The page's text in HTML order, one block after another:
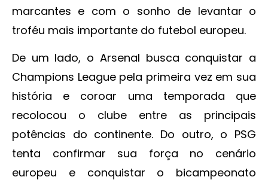
marcantes e com o sonho de levantar o
troféu mais importante do futebol europeu.
De um lado, o Arsenal busca conquistar a
Champions League pela primeira vez em sua
história e coroar uma temporada que
recolocou o clube entre as principais
potências do continente. Do outro, o PSG
tenta confirmar sua força no cenário
europeu e conquistar o bicampeonato